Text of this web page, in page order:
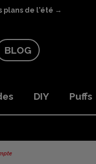
plans de l'été →
BLOG
DIY Puffs